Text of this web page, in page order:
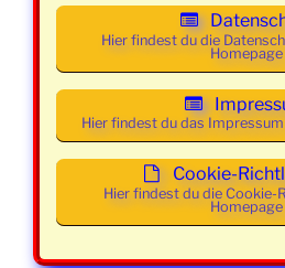
18. März
2026
Mittwoch
25. März
2026
Mittwoch
01. April
Hier findest du die
Homepage
Hier findest du das
Cookie-
Hier findest du die Cookie-
Homepage